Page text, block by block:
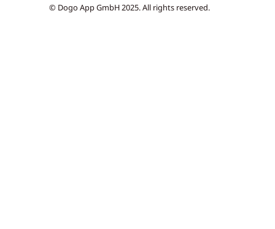
© Dogo App GmbH 2025. All rights reserved.